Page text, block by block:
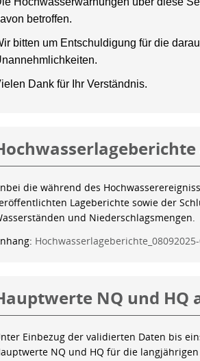
betroffen.
bitten um Entschuldigung für die
Dank für Ihr Verständnis.
die während des
Lageberichte sowie der
und Niederschlagsmengen.
NQ und HQ
Einbezug der validierten Daten bis
NQ und HQ für die